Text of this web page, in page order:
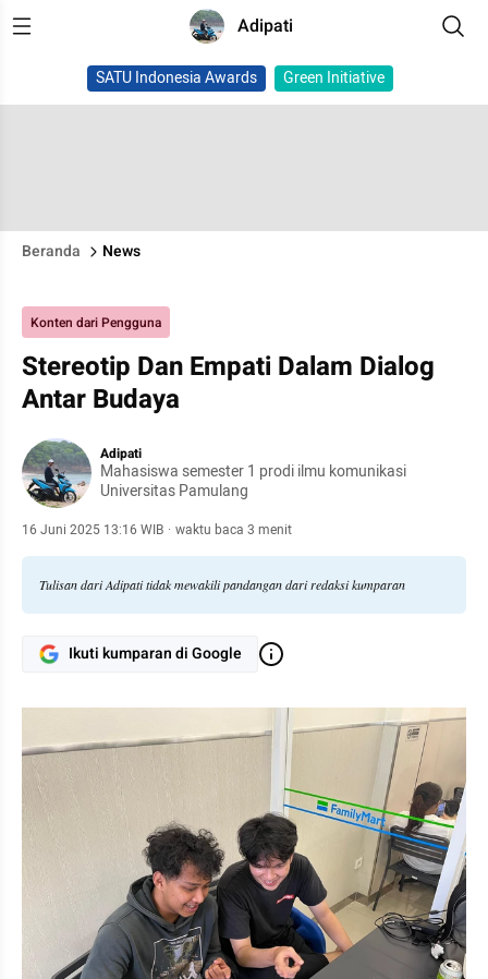
Adipati
SATU Indonesia Awards Green Initiative
Beranda News
Konten dari Pengguna
Stereotip Dan Empati Dalam Dialog
Antar Budaya
Adipati
Mahasiswa semester 1 prodi ilmu komunikasi
Universitas Pamulang
16 Juni 2025 13:16 WIB · waktu baca 3 menit
Tulisan dari Adipati tidak mewakili pandangan dari redaksi kumparan
Ikuti kumparan di Google